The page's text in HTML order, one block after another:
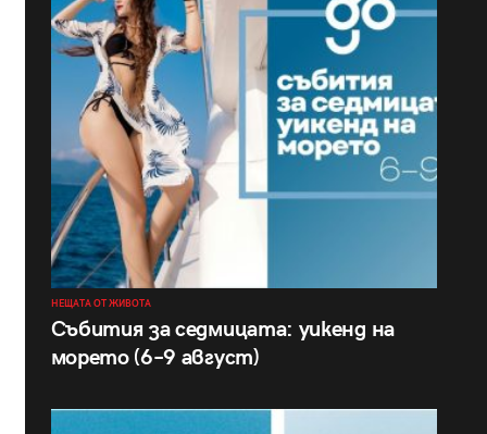
НЕЩАТА ОТ ЖИВОТА
Събития за седмицата: уикенд на
морето (6–9 август)